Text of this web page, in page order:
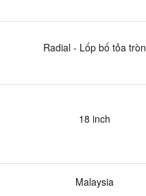
Radial - Lốp bố tỏa tròn
18 inch
Malaysia